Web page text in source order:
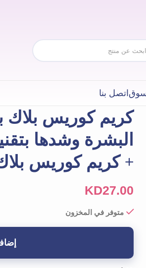
اتصل بنا
كريم كوريس بلاك
+ كريم كوريس
KD27.00
متوفر في المخزون